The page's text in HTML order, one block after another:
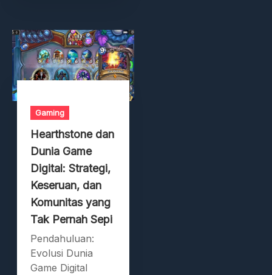
Gaming
Hearthstone dan
Dunia Game
Digital: Strategi,
Keseruan, dan
Komunitas yang
Tak Pernah Sepi
Pendahuluan:
Evolusi Dunia
Game Digital